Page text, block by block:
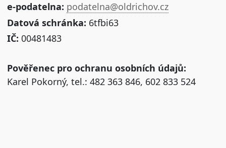
e-podatelna: podatelna@oldrichov.cz
Datová schránka: 6tfbi63
IČ: 00481483
Pověřenec pro ochranu osobních údajů:
Karel Pokorný, tel.: 482 363 846, 602 833 524